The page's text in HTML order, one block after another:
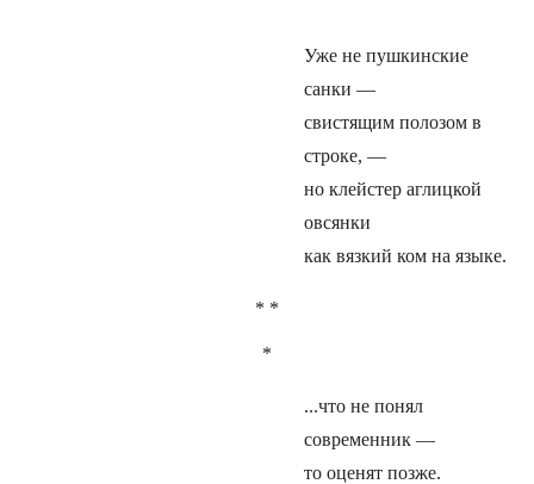
Уже не пушкинские
санки —
свистящим полозом в
строке, —
но клейстер аглицкой
овсянки
как вязкий ком на языке.
* *
*
...что не понял
современник —
то оценят позже.